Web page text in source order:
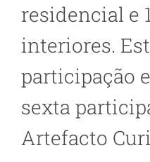
residencial e
interiores.
participação
sexta
Artefacto